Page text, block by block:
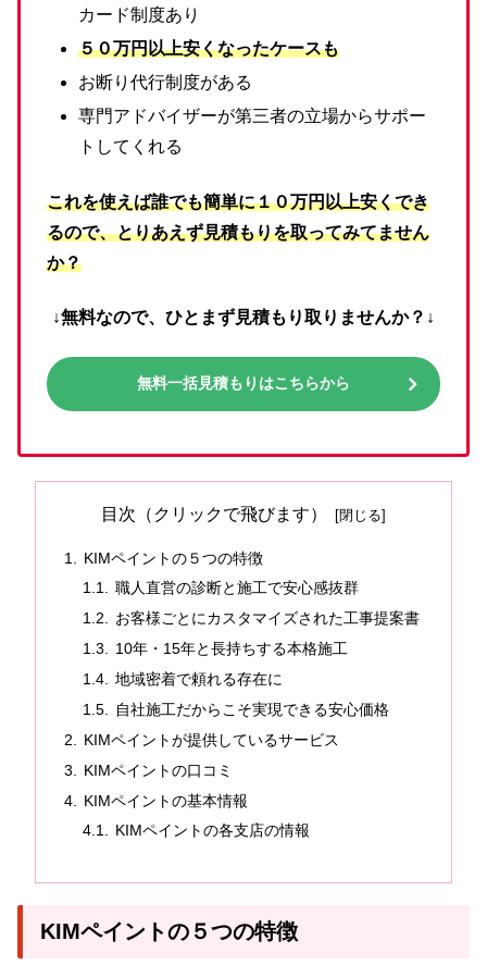
カード制度あり
５０万円以上安くなったケースも
お断り代行制度がある
専門アドバイザーが第三者の立場からサポー
トしてくれる
これを使えば誰でも簡単に１０万円以上安くでき
るので、とりあえず見積もりを取ってみてません
か？
↓無料なので、ひとまず見積もり取りませんか？↓
無料一括見積もりはこちらから
目次（クリックで飛びます）
KIMペイントの５つの特徴
職人直営の診断と施工で安心感抜群
お客様ごとにカスタマイズされた工事提案書
10年・15年と長持ちする本格施工
地域密着で頼れる存在に
自社施工だからこそ実現できる安心価格
KIMペイントが提供しているサービス
KIMペイントの口コミ
KIMペイントの基本情報
KIMペイントの各支店の情報
KIMペイントの５つの特徴